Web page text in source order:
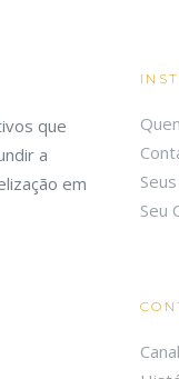
que
a
em
Seu